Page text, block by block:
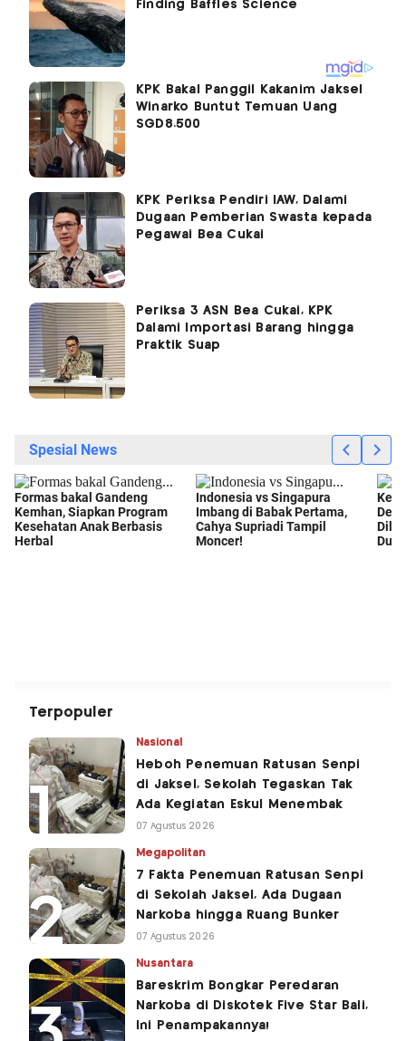
KPK Bakal Panggil Kakanim Jaksel
Winarko Buntut Temuan Uang
SGD8.500
KPK Periksa Pendiri IAW, Dalami
Dugaan Pemberian Swasta kepada
Pegawai Bea Cukai
Periksa 3 ASN Bea Cukai, KPK
Dalami Importasi Barang hingga
Praktik Suap
Terpopuler
Nasional
Heboh Penemuan Ratusan Senpi
di Jaksel, Sekolah Tegaskan Tak
Ada Kegiatan Eskul Menembak
07 Agustus 2026
Megapolitan
7 Fakta Penemuan Ratusan Senpi
di Sekolah Jaksel, Ada Dugaan
Narkoba hingga Ruang Bunker
07 Agustus 2026
Nusantara
Bareskrim Bongkar Peredaran
Narkoba di Diskotek Five Star Bali,
Ini Penampakannya!